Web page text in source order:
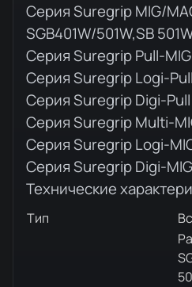
Серия Suregrip MIG/
SGB401W/501W,SB
Серия Suregrip Pull-
Серия Suregrip Logi-
Серия Suregrip Digi-
Серия Suregrip Multi-
Серия Suregrip Logi-
Серия Suregrip Digi-
Технические
Тип